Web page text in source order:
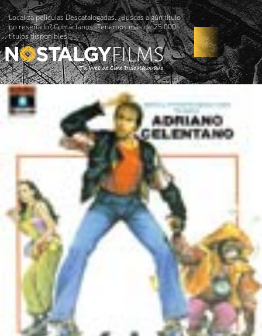
Localiza películas Descatalogadas. ¿Buscas algún título
no reseñado? Contáctanos -Tenemos más de 25.000
títulos disponibles!